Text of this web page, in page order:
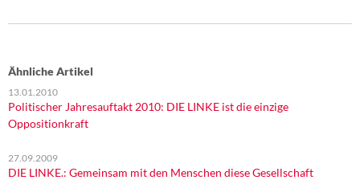
Weitere Themen
Memo-Gruppe
Institut Solidarische Moderne
Ähnliche Artikel
13.01.2010
Politischer Jahresauftakt 2010: DIE LINKE ist die einzige
Oppositionkraft
27.09.2009
DIE LINKE.: Gemeinsam mit den Menschen diese Gesellschaft